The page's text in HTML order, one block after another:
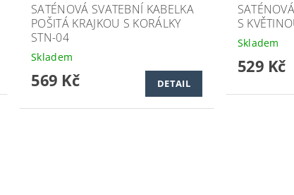
SATÉNOVÁ SVATEBNÍ KABELKA
POŠITÁ KRAJKOU S KORÁLKY
STN-04
Skladem
569 Kč DETAIL
S
Skladem
529 Kč